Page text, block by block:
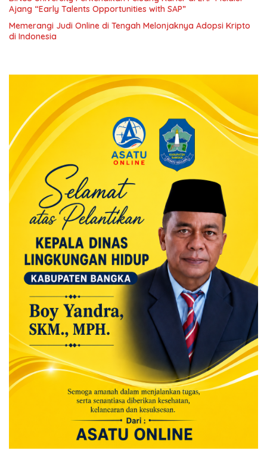
Ajang “Early Talents Opportunities with SAP”
Memerangi Judi Online di Tengah Melonjaknya Adopsi Kripto
di Indonesia